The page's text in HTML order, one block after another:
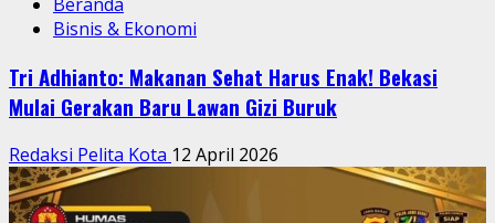
Bisnis & Ekonomi
Tri Adhianto: Makanan Sehat Harus Enak! Bekasi
Mulai Gerakan Baru Lawan Gizi Buruk
Redaksi Pelita Kota 12 April 2026